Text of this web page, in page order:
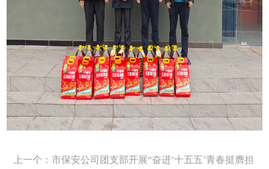
上一个：市保安公司团支部开展“奋进‘十五五’青春挺膺担